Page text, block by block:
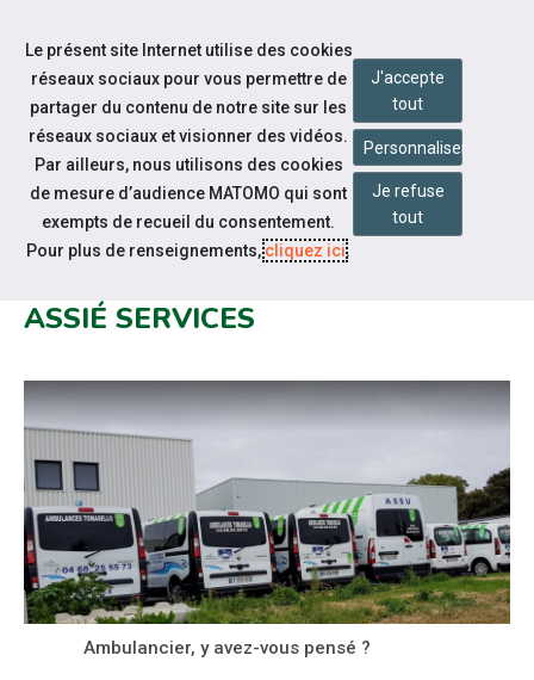
Aller au contenu
Notre actualité
MATINÉE SUR LE MÉTIER
ASSIÉ SERVICES
Ambulancier, y avez-vous pensé ?
Le présent site Internet utilise des cookies
réseaux sociaux pour vous permettre de
partager du contenu de notre site sur les
réseaux sociaux et visionner des vidéos.
Par ailleurs, nous utilisons des cookies
de mesure d’audience MATOMO qui sont
exempts de recueil du consentement.
Pour plus de renseignements,cliquez ici.
J'accepte
tout
Personnaliser
Je refuse
tout